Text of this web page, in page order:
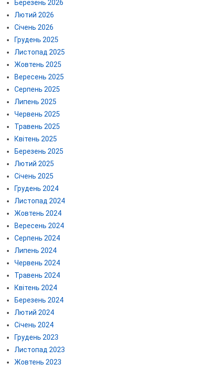
Березень 2026
Лютий 2026
Січень 2026
Грудень 2025
Листопад 2025
Жовтень 2025
Вересень 2025
Серпень 2025
Липень 2025
Червень 2025
Травень 2025
Квітень 2025
Березень 2025
Лютий 2025
Січень 2025
Грудень 2024
Листопад 2024
Жовтень 2024
Вересень 2024
Серпень 2024
Липень 2024
Червень 2024
Травень 2024
Квітень 2024
Березень 2024
Лютий 2024
Січень 2024
Грудень 2023
Листопад 2023
Жовтень 2023